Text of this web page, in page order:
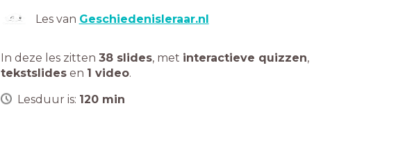
Les van Geschiedenisleraar.nl
In deze les zitten 38 slides, met interactieve quizzen,
tekstslides en 1 video.
Lesduur is: 120 min